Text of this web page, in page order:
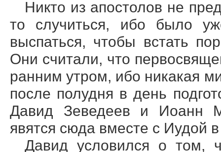
Никто из апостолов не
то случиться, ибо было
выспаться, чтобы встать
Они считали, что
ранним утром, ибо никакая
после полудня в день
Давид Зеведеев и Иоанн
явятся сюда вместе с Иудой
Давид условился о том,